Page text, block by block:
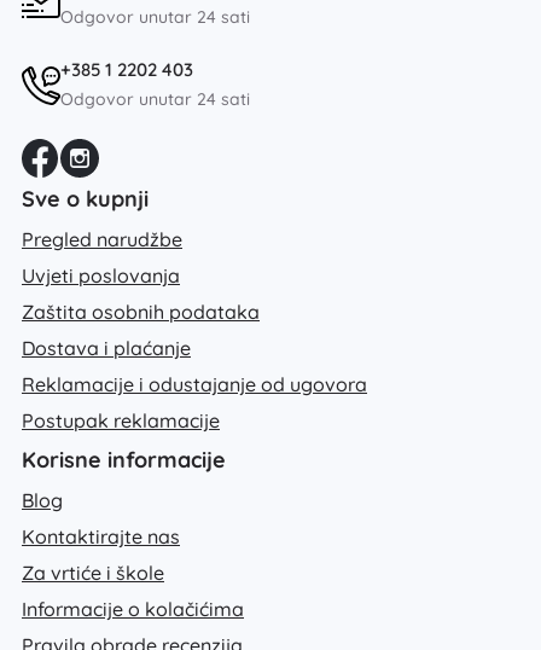
Odgovor unutar 24 sati
+385 1 2202 403
Odgovor unutar 24 sati
Sve o kupnji
Pregled narudžbe
Uvjeti poslovanja
Zaštita osobnih podataka
Dostava i plaćanje
Reklamacije i odustajanje od ugovora
Postupak reklamacije
Korisne informacije
Blog
Kontaktirajte nas
Za vrtiće i škole
Informacije o kolačićima
Pravila obrade recenzija